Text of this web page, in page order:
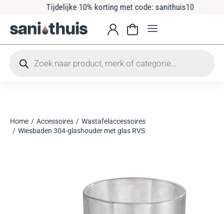
Tijdelijke 10% korting met code: sanithuis10
Je bent hier:
Home Accessoires
Wastafelaccessoires
Wiesbaden 304-glashouder met glas RVS